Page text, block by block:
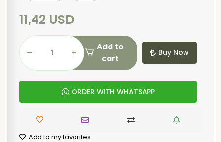
11,42 USD
Add to
cart
Buy Now
ORDER WITH WHATSAPP
Add to my favorites